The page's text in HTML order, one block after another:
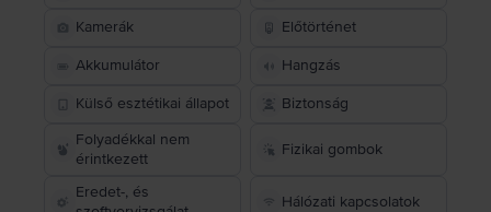
Kamerák Előtörténet
Akkumulátor Hangzás
Külső esztétikai állapot
Biztonság
Folyadékkal nem
érintkezett
Fizikai gombok
Eredet-, és
Hálózati kapcsolatok